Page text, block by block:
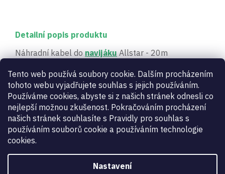
Tento web používá soubory cookie. Dalším procházením
tohoto webu vyjadřujete souhlas s jejich používáním.
Používáme cookies, abyste si z našich stránek odnesli co
nejlepší možnou zkušenost. Pokračováním procházení
našich stránek souhlasíte s Pravidly pro souhlas s
používáním souborů cookie a používáním technologie
cookies.
Nastavení
Detailní popis produktu
Náhradní kabel donavijákuAllstar - 20m
Doplňkové parametry
Kategorie
Šermířské signalizační přístroje -
aparáty a příslušenství
Záruka
2 roky
Určení
Zbraň: kord,fleret,šavle